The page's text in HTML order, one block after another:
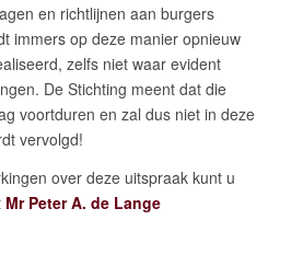
en richtlijnen aan burgers
immers op deze manier opnieuw
zelfs niet waar evident
De Stichting meent dat die
voortduren en zal dus niet in deze
vervolgd!
over deze uitspraak kunt u
Mr Peter A. de Lange